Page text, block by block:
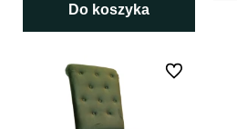
Do koszyka
Do ulubionych